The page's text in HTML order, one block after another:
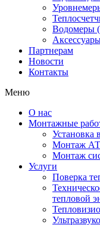
Водомеры
Партнерам
Новости
Контакты
Меню
О нас
Монтажные
Установка
Монтаж
Монтаж
Услуги
Поверка
тепловой